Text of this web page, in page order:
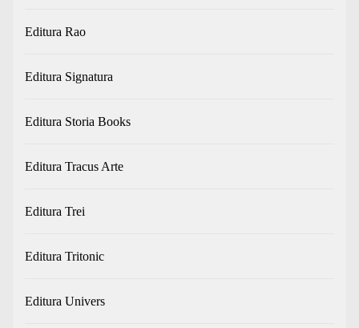
Editura Rao
Editura Signatura
Editura Storia Books
Editura Tracus Arte
Editura Trei
Editura Tritonic
Editura Univers